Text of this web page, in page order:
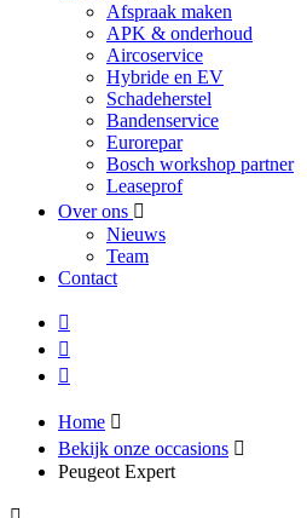
Afspraak maken
APK & onderhoud
Aircoservice
Hybride en EV
Schadeherstel
Bandenservice
Eurorepar
Bosch workshop partner
Leaseprof
Over ons
Nieuws
Team
Contact
Home
Bekijk onze occasions
Peugeot Expert